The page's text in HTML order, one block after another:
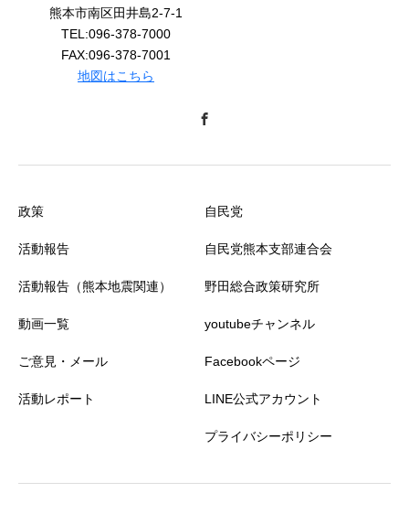
熊本市南区田井島2-7-1
TEL:096-378-7000
FAX:096-378-7001
地図はこちら
政策
活動報告
活動報告（熊本地震関連）
動画一覧
ご意見・メール
活動レポート
自民党
自民党熊本支部連合会
野田総合政策研究所
youtubeチャンネル
Facebookページ
LINE公式アカウント
プライバシーポリシー